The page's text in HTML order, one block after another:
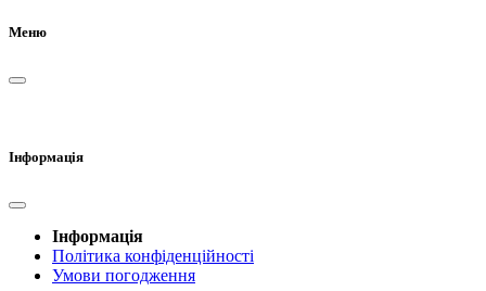
Меню
Інформація
Інформація
Політика конфіденційності
Умови погодження